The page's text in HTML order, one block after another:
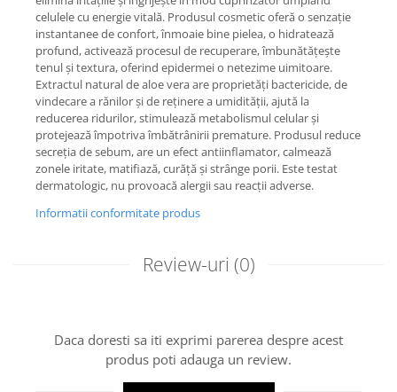
celulele cu energie vitală. Produsul cosmetic oferă o senzație
instantanee de confort, înmoaie bine pielea, o hidratează
profund, activează procesul de recuperare, îmbunătățește
tenul și textura, oferind epidermei o netezime uimitoare.
Extractul natural de aloe vera are proprietăți bactericide, de
vindecare a rănilor și de reținere a umidității, ajută la
reducerea ridurilor, stimulează metabolismul celular și
protejează împotriva îmbătrânirii premature. Produsul reduce
secreția de sebum, are un efect antiinflamator, calmează
zonele iritate, matifiază, curăță și strânge porii. Este testat
dermatologic, nu provoacă alergii sau reacții adverse.
Informatii conformitate produs
Review-uri (0)
Daca doresti sa iti exprimi parerea despre acest
produs poti adauga un review.